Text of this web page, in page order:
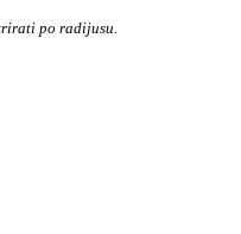
po radijusu.